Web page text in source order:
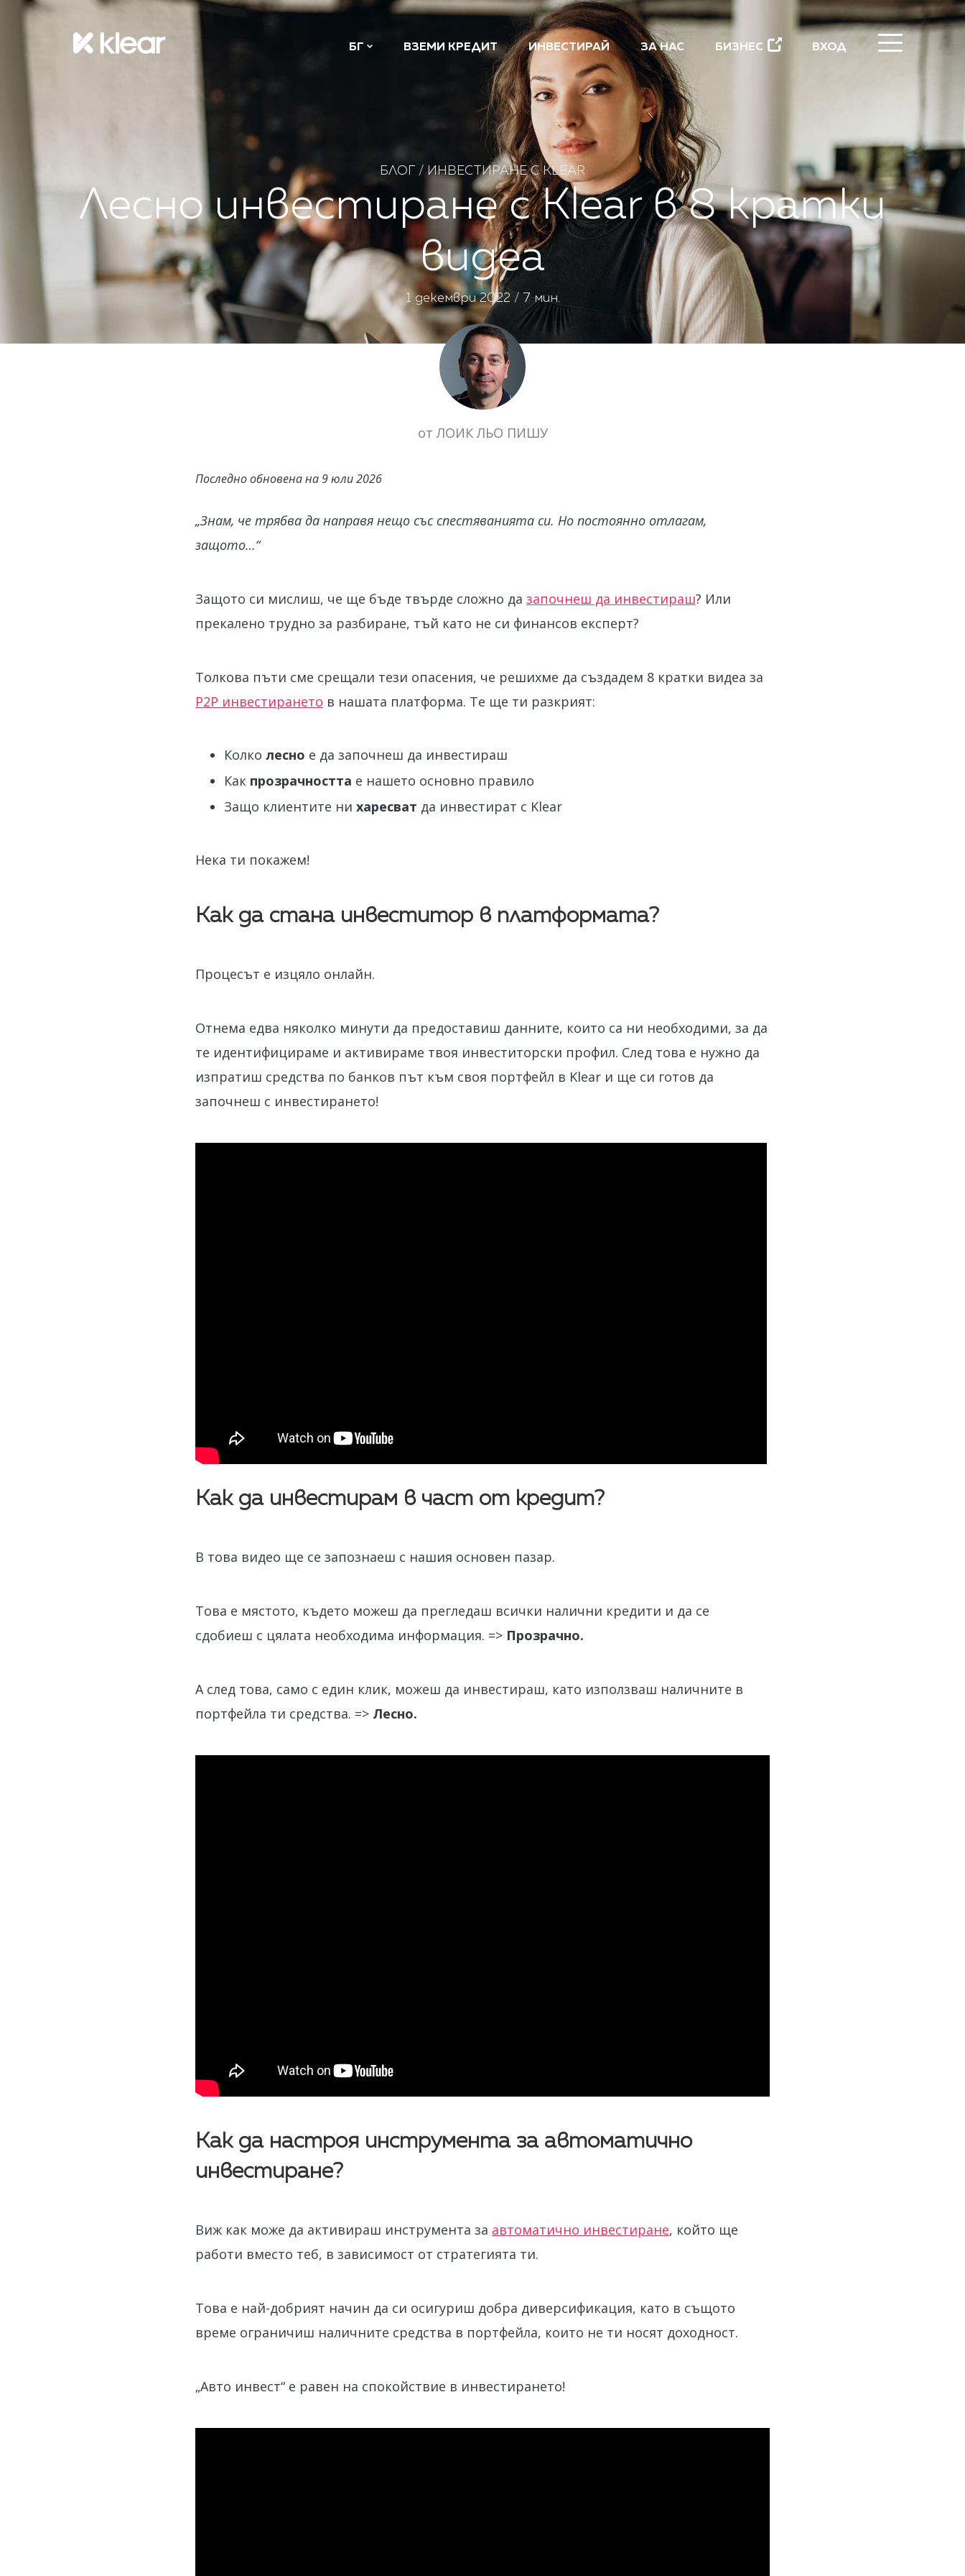
БГ ВЗЕМИ КРЕДИТ ИНВЕСТИРАЙ ЗА НАС БИЗНЕС ВХОД
ЗАТВОРИ
БЛОГ /ИНВЕСТИРАНЕ С KLEAR
Лесно инвестиране с Klear в 8 кратки
видеа
1 декември 2022 / 7 мин.
от ЛОИК ЛЬО ПИШУ
Последно обновена на9 юли 2026
„Знам, че трябва да направя нещо със спестяванията си. Но постоянно отлагам,
защото…“
Защото си мислиш, че ще бъде твърде сложно да започнеш да инвестираш? Или
прекалено трудно за разбиране, тъй като не си финансов експерт?
Толкова пъти сме срещали тези опасения, че решихме да създадем 8 кратки видеа за
P2P инвестирането в нашата платформа. Те ще ти разкрият:
Колко лесно е да започнеш да инвестираш
Как прозрачността е нашето основно правило
Защо клиентите ни харесват да инвестират с Klear
Нека ти покажем!
Как да стана инвеститор в платформата?
Процесът е изцяло онлайн.
Отнема едва няколко минути да предоставиш данните, които са ни необходими, за да
те идентифицираме и активираме твоя инвеститорски профил. След това е нужно да
изпратиш средства по банков път към своя портфейл в Klear и ще си готов да
започнеш с инвестирането!
Как да инвестирам в част от кредит?
В това видео ще се запознаеш с нашия основен пазар.
Това е мястото, където можеш да прегледаш всички налични кредити и да се
сдобиеш с цялата необходима информация. => Прозрачно.
А след това, само с един клик, можеш да инвестираш, като използваш наличните в
портфейла ти средства. => Лесно.
Как да настроя инструмента за автоматично
инвестиране?
Виж как може да активираш инструмента за автоматично инвестиране, който ще
работи вместо теб, в зависимост от стратегията ти.
Това е най-добрият начин да си осигуриш добра диверсификация, като в същото
време ограничиш наличните средства в портфейла, които не ти носят доходност.
„Авто инвест“ е равен на спокойствие в инвестирането!